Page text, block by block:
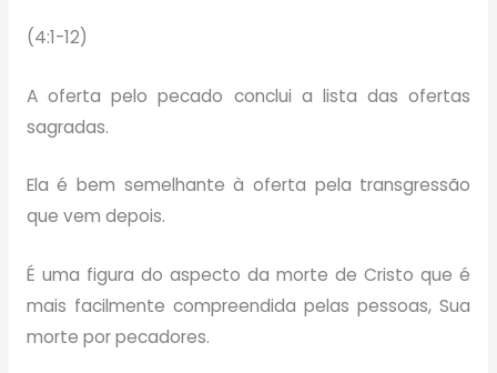
(4:1-12)
A oferta pelo pecado conclui a lista das ofertas
sagradas.
Ela é bem semelhante à oferta pela transgressão
que vem depois.
É uma figura do aspecto da morte de Cristo que é
mais facilmente compreendida pelas pessoas, Sua
morte por pecadores.